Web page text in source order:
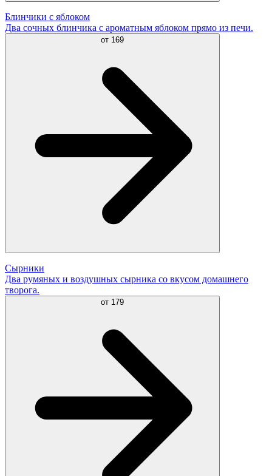
Блинчики с яблоком
Два сочных блинчика с ароматным яблоком прямо из печи.
от 169
Сырники
Два румяных и воздушных сырника со вкусом домашнего
творога.
от 179